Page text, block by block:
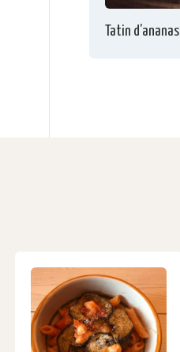
Tatin d’ananas